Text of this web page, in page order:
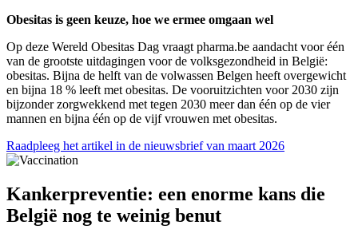
Obesitas is geen keuze, hoe we ermee omgaan wel
Op deze Wereld Obesitas Dag vraagt pharma.be aandacht voor één
van de grootste uitdagingen voor de volksgezondheid in België:
obesitas. Bijna de helft van de volwassen Belgen heeft overgewicht
en bijna 18 % leeft met obesitas. De vooruitzichten voor 2030 zijn
bijzonder zorgwekkend met tegen 2030 meer dan één op de vier
mannen en bijna één op de vijf vrouwen met obesitas.
Raadpleeg het artikel in de nieuwsbrief van maart 2026
Kankerpreventie: een enorme kans die
België nog te weinig benut